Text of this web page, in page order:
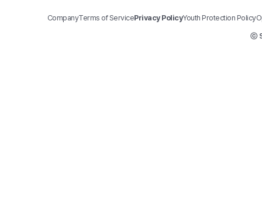
CompanyTerms of ServicePrivacy PolicyYouth Protection Policy
ⓒ